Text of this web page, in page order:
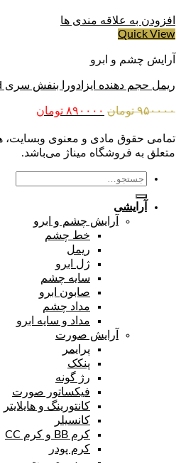
افزودن به علاقه مندی ها
Quick View
آرایش چشم و ابرو
ریمل حجم دهنده ایزادورا بنفش سری Big Bold
۹۵۰۰۰۰ تومان قیمت
۹۵۰۰۰۰ تومان
بود.
۸۹۰۰۰۰ تومان
۸۹۰۰۰۰
تمامی حقوق مادی و معنوی وبسایت،
متعلق به فروشگاه میناژ می‌باشد.
جستجو
برای:
آرایشی
آرایش چشم و ابرو
خط چشم
ریمل
ژل ابرو
سایه چشم
صابون ابرو
مداد چشم
مداد و سایه ابرو
آرایش صورت
پرایمر
پنکک
رژ گونه
فیکساتور صورت
کانتورینگ و هایلایتر
کانسیلر
کرم BB و کرم CC
کرم پودر